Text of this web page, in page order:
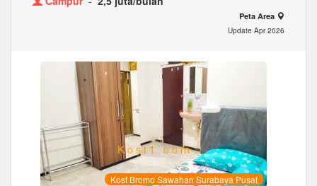
Peta Area
Update Apr 2026
Kost Bromo Sawahan Surabaya Pusat